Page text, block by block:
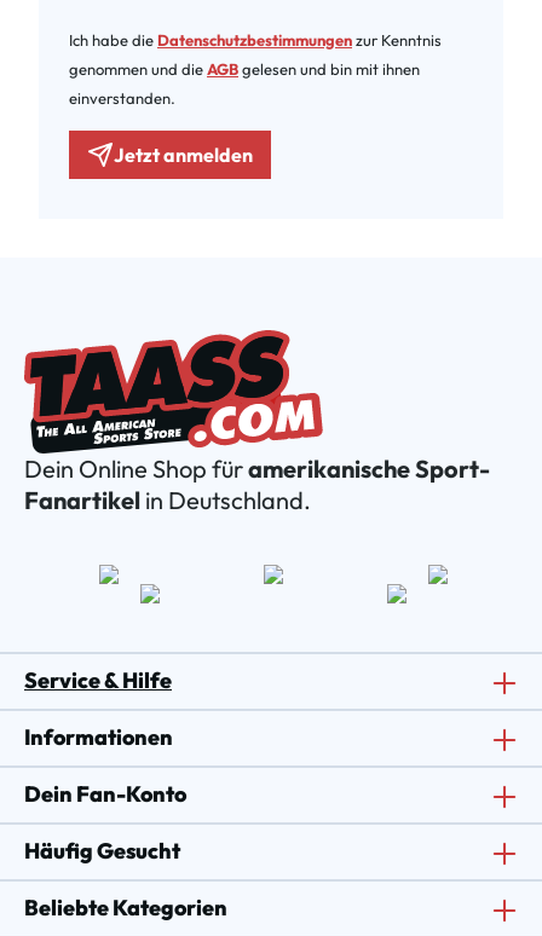
Ich habe die Datenschutzbestimmungenzur Kenntnis
genommen und dieAGBgelesen und bin mit ihnen
einverstanden.
Jetzt anmelden
Dein Online Shop füramerikanische Sport-
Fanartikel in Deutschland.
Service & Hilfe
Informationen
Dein Fan-Konto
Häufig Gesucht
Beliebte Kategorien